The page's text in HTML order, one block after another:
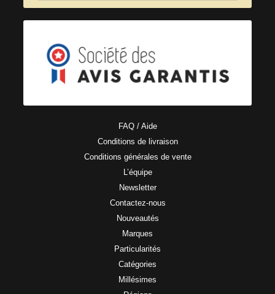
FAQ / Aide
Conditions de livraison
Conditions générales de vente
L’équipe
Newsletter
Contactez-nous
Nouveautés
Marques
Particularités
Catégories
Millésimes